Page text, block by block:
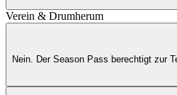
Verein & Drumherum
Nein. Der Season Pass berechtigt zur